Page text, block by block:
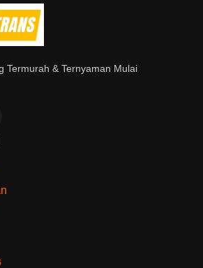
Termurah & Ternyaman Mulai